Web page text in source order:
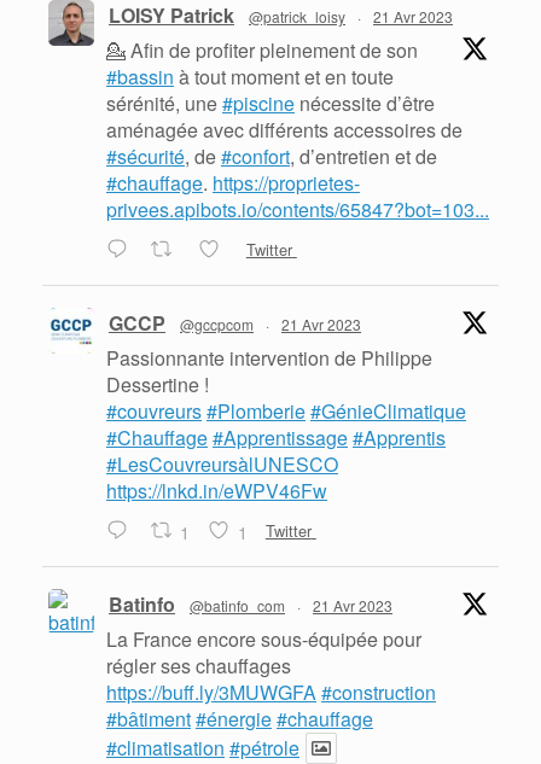
LOISY Patrick @patrick_loisy · 21 Avr 2023
💁 Afin de profiter pleinement de son
#bassin à tout moment et en toute
sérénité, une#piscine nécessite d’être
aménagée avec différents accessoires de
#sécurité, de#confort, d’entretien et de
#chauffage. https://proprietes-
privees.apibots.io/contents/65847?bot=103...
Twitter
GCCP @gccpcom · 21 Avr 2023
Passionnante intervention de Philippe
Dessertine !
#couvreurs#Plomberie#GénieClimatique
#Chauffage#Apprentissage#Apprentis
#LesCouvreursàlUNESCO
https://lnkd.in/eWPV46Fw
1 1 Twitter
Batinfo @batinfo_com · 21 Avr 2023
La France encore sous-équipée pour
régler ses chauffages
https://buff.ly/3MUWGFA#construction
#bâtiment#énergie#chauffage
#climatisation #pétrole